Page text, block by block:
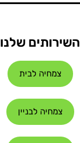
השירותים שלנו
צמחיה לבית
צמחיה לבניין